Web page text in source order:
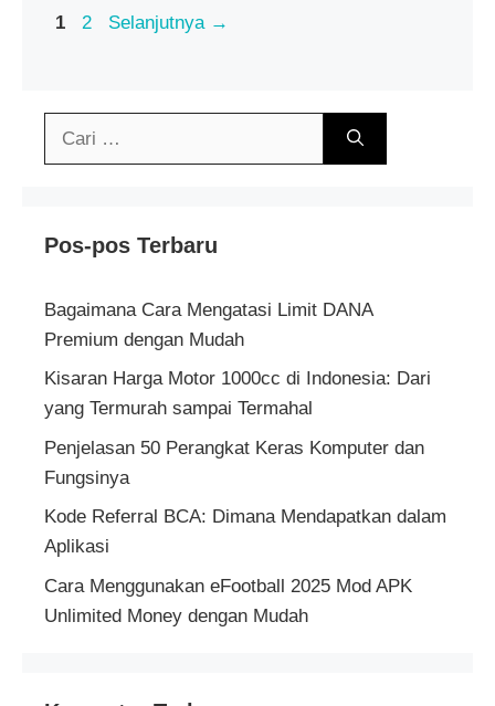
Halaman
1 Halaman
2 Selanjutnya →
Cari
Pos-pos Terbaru
Bagaimana Cara Mengatasi Limit DANA
Premium dengan Mudah
Kisaran Harga Motor 1000cc di Indonesia: Dari
yang Termurah sampai Termahal
Penjelasan 50 Perangkat Keras Komputer dan
Fungsinya
Kode Referral BCA: Dimana Mendapatkan dalam
Aplikasi
Cara Menggunakan eFootball 2025 Mod APK
Unlimited Money dengan Mudah